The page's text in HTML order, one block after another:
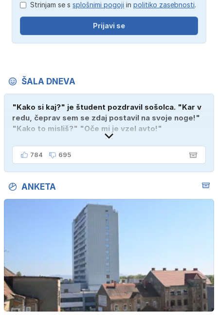
Strinjam se s splošnimi pogoji in politiko zasebnosti.
Prijavi se
ŠALA DNEVA
"Kako si kaj?" je študent pozdravil sošolca. "Kar v
redu, čeprav sem se zdaj postavil na svoje noge!"
"Kako to misliš?" "Oče mi je vzel avto!"
784 695
ANKETA